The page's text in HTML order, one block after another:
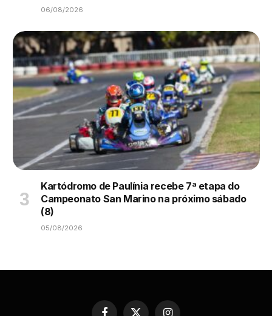
06/08/2026
Kartódromo de Paulínia recebe 7ª etapa do
Campeonato San Marino na próximo sábado
(8)
05/08/2026